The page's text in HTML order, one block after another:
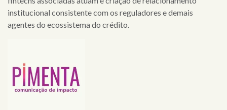
institucional consistente com os reguladores e demais
agentes do ecossistema do crédito.